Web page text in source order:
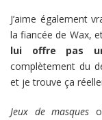
J’aime également
la fiancée de Wax,
lui offre pas
complètement du
et je trouve ça
Jeux de masques